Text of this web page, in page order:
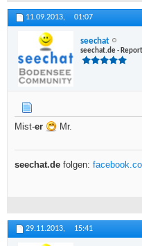
11.09.2013, 01:07
seechat
seechat.de -
Mist-er Mr.
seechat.de folgen:
29.11.2013, 15:41